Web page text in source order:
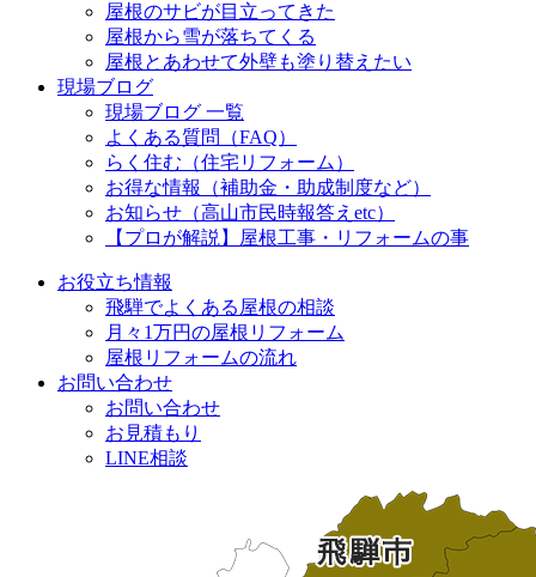
屋根のサビが目立ってきた
屋根から雪が落ちてくる
屋根とあわせて外壁も塗り替えたい
現場ブログ
現場ブログ 一覧
よくある質問（FAQ）
らく住む（住宅リフォーム）
お得な情報（補助金・助成制度など）
お知らせ（高山市民時報答えetc）
【プロが解説】屋根工事・リフォームの事
お役立ち情報
飛騨でよくある屋根の相談
月々1万円の屋根リフォーム
屋根リフォームの流れ
お問い合わせ
お問い合わせ
お見積もり
LINE相談